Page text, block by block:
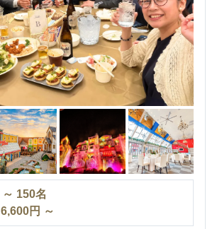
～ 150名
6,600円 ～